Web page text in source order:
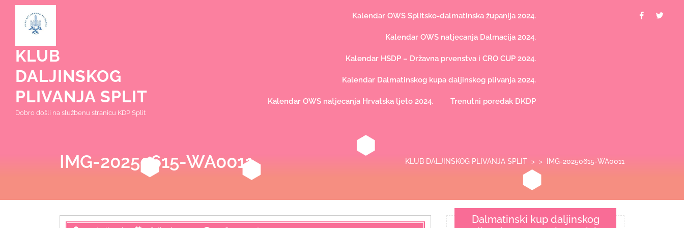
content
KLUB
DALJINSKOG
PLIVANJA SPLIT
Dobro došli na službenu stranicu KDP Split
Kalendar OWS Splitsko-dalmatinska županija 2024.
Kalendar OWS natjecanja Dalmacija 2024.
Kalendar HSDP – Državna prvenstva i CRO CUP 2024.
Kalendar Dalmatinskog kupa daljinskog plivanja 2024.
Kalendar OWS natjecanja Hrvatska ljeto 2024. Trenutni poredak DKDP
Facebook
IMG-20250615-WA0011 KLUB DALJINSKOG PLIVANJA SPLIT > > IMG-20250615-WA0011
Dalmatinski kup daljinskog